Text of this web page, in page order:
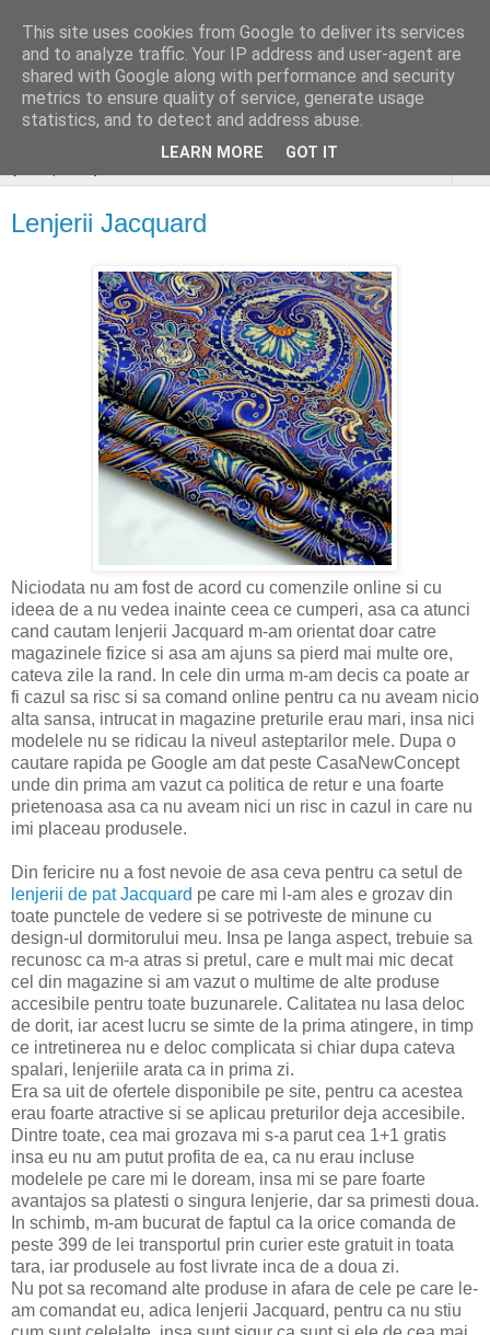
stiri si gânduri sociale
aleatoare..
Lenjerii Jacquard
Niciodata nu am fost de acord cu comenzile online si cu
ideea de a nu vedea inainte ceea ce cumperi, asa ca atunci
cand cautam lenjerii Jacquard m-am orientat doar catre
magazinele fizice si asa am ajuns sa pierd mai multe ore,
cateva zile la rand. In cele din urma m-am decis ca poate ar
fi cazul sa risc si sa comand online pentru ca nu aveam nicio
alta sansa, intrucat in magazine preturile erau mari, insa nici
modelele nu se ridicau la niveul asteptarilor mele. Dupa o
cautare rapida pe Google am dat peste CasaNewConcept
unde din prima am vazut ca politica de retur e una foarte
prietenoasa asa ca nu aveam nici un risc in cazul in care nu
imi placeau produsele.
Din fericire nu a fost nevoie de asa ceva pentru ca setul de
lenjerii de pat Jacquard pe care mi l-am ales e grozav din
toate punctele de vedere si se potriveste de minune cu
design-ul dormitorului meu. Insa pe langa aspect, trebuie sa
recunosc ca m-a atras si pretul, care e mult mai mic decat
cel din magazine si am vazut o multime de alte produse
accesibile pentru toate buzunarele. Calitatea nu lasa deloc
de dorit, iar acest lucru se simte de la prima atingere, in timp
ce intretinerea nu e deloc complicata si chiar dupa cateva
spalari, lenjeriile arata ca in prima zi.
Era sa uit de ofertele disponibile pe site, pentru ca acestea
erau foarte atractive si se aplicau preturilor deja accesibile.
Dintre toate, cea mai grozava mi s-a parut cea 1+1 gratis
insa eu nu am putut profita de ea, ca nu erau incluse
modelele pe care mi le doream, insa mi se pare foarte
avantajos sa platesti o singura lenjerie, dar sa primesti doua.
In schimb, m-am bucurat de faptul ca la orice comanda de
peste 399 de lei transportul prin curier este gratuit in toata
tara, iar produsele au fost livrate inca de a doua zi.
Nu pot sa recomand alte produse in afara de cele pe care le-
am comandat eu, adica lenjerii Jacquard, pentru ca nu stiu
This site uses cookies from Google to deliver its services
and to analyze traffic. Your IP address and user-agent are
shared with Google along with performance and security
metrics to ensure quality of service, generate usage
statistics, and to detect and address abuse.
LEARN MORE GOT IT